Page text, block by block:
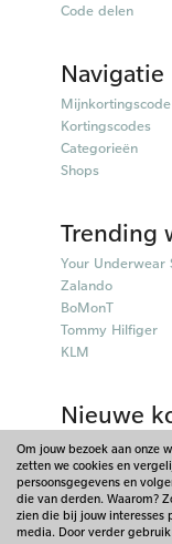
Code delen
Navigatie
Mijnkortingscode
Kortingscodes
Categorieën
Shops
Trending
Your Underwear
Zalando
BoMonT
Tommy Hilfiger
KLM
Nieuwe
50plusmobiel
Parfumado
Fitpen
Things I Like
Briters
Om jouw bezoek aan onze
zetten we cookies en
persoonsgegevens en
die van derden. Waarom?
zien die bij jouw interesses
media. Door verder